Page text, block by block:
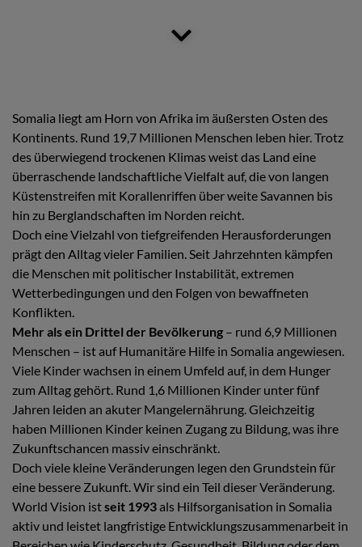
Somalia liegt am Horn von Afrika im äußersten Osten des
Kontinents. Rund 19,7 Millionen Menschen leben hier. Trotz
des überwiegend trockenen Klimas weist das Land eine
überraschende landschaftliche Vielfalt auf, die von langen
Küstenstreifen mit Korallenriffen über weite Savannen bis
hin zu Berglandschaften im Norden reicht.
Doch eine Vielzahl von tiefgreifenden Herausforderungen
prägt den Alltag vieler Familien. Seit Jahrzehnten kämpfen
die Menschen mit politischer Instabilität, extremen
Wetterbedingungen und den Folgen von bewaffneten
Konflikten.
Mehr als ein Drittel der Bevölkerung – rund 6,9 Millionen
Menschen – ist auf Humanitäre Hilfe in Somalia angewiesen.
Viele Kinder wachsen in einem Umfeld auf, in dem Hunger
zum Alltag gehört. Rund 1,6 Millionen Kinder unter fünf
Jahren leiden an akuter Mangelernährung. Gleichzeitig
haben Millionen Kinder keinen Zugang zu Bildung, was ihre
Zukunftschancen massiv einschränkt.
Doch viele kleine Veränderungen legen den Grundstein für
eine bessere Zukunft. Wir sind ein Teil dieser Veränderung.
World Vision istseit 1993als Hilfsorganisation in Somalia
aktiv und leistet langfristige Entwicklungszusammenarbeit in